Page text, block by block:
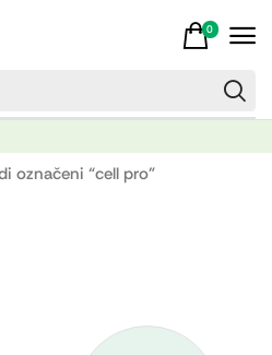
0
označeni “cell pro”